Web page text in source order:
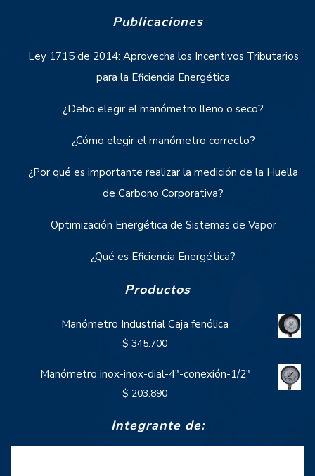
Publicaciones
Ley 1715 de 2014: Aprovecha los Incentivos Tributarios
para la Eficiencia Energética
¿Debo elegir el manómetro lleno o seco?
¿Cómo elegir el manómetro correcto?
¿Por qué es importante realizar la medición de la Huella
de Carbono Corporativa?
Optimización Energética de Sistemas de Vapor
¿Qué es Eficiencia Energética?
Productos
Manómetro Industrial Caja fenólica
$ 345.700
Manómetro inox-inox-dial-4"-conexión-1/2"
$ 203.890
Integrante de: